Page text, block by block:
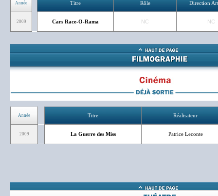
Année Titre Rôle Direction
2009 Cars Race-O-Rama NC NC
Année Titre Réalisateur
2009 La Guerre des Miss Patrice Leconte